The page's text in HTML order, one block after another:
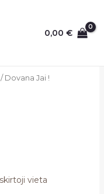
0,00€
/ Dovana Jai !